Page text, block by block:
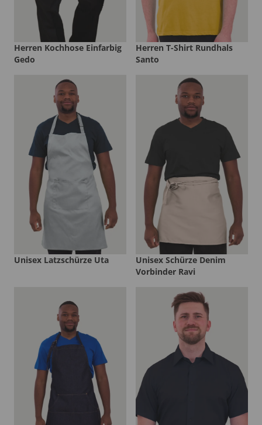
Herren Kochhose Einfarbig
Gedo
Herren T-Shirt Rundhals
Santo
Unisex Latzschürze Uta
Unisex Schürze Denim
Vorbinder Ravi